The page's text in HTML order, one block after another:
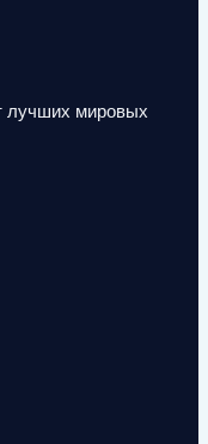
лучших мировых